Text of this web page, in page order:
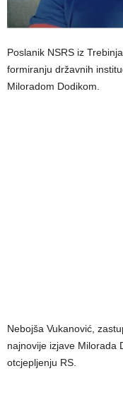
Poslanik NSRS iz
formiranju državnih
Miloradom Dodikom.
Nebojša Vukanović,
najnovije izjave Milorada
otcjepljenju RS.